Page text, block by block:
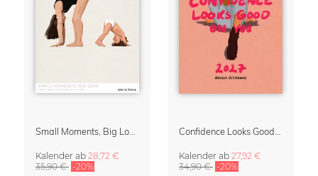
Kalender ab 28,72 €
35,90 € -20%
Kalender ab 27,92 €
34,90 € -20%